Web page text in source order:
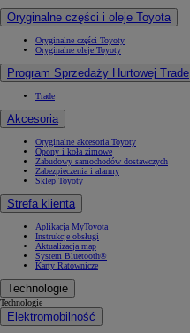
Oryginalne części i oleje Toyota
Oryginalne części Toyoty
Oryginalne oleje Toyoty
Program Sprzedaży Hurtowej Trade
Trade
Akcesoria
Oryginalne akcesoria Toyoty
Opony i koła zimowe
Zabudowy samochodów dostawczych
Zabezpieczenia i alarmy
Sklep Toyoty
Strefa klienta
Aplikacja MyToyota
Instrukcje obsługi
Aktualizacja map
System Bluetooth®
Karty Ratownicze
Technologie
Technologie
Elektromobilność